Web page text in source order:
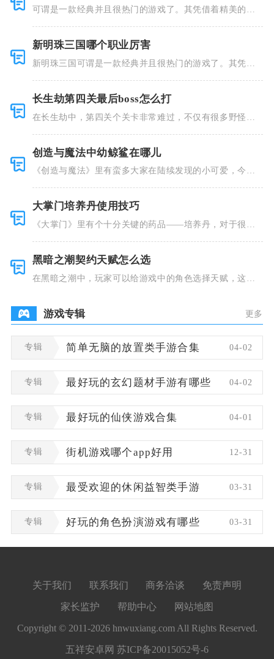
可谓是一款经典并且很热门的游戏了。其凭借着精美的画
新明珠三国哪个职业厉害
新明珠三国可谓是一款经典并且很热门的游戏了。其凭借
长生劫第四关最后boss怎么打
在长生劫中，第四关个关卡非常难过，不仅有很多野怪，
创造与魔法中幼鲸鲨在哪儿
《创造与魔法》里有蛮多大家在陆续发现的小可爱，今天
大掌门培养丹使用技巧
《大掌门》里有个十分关键的药品——培养丹，对于很多
黑暗之潮契约天赋怎么选
在黑暗之潮中，玩家可以给游戏中的角色选择天赋，这些
游戏专辑 更多
专辑 简单无脑的放置类手游合集 04-02
专辑 最好玩的玄幻题材手游有哪些 04-02
专辑 最好玩的仙侠游戏合集 04-01
专辑 街机游戏哪个app好用 12-31
专辑 最受欢迎的休闲益智类手游 03-31
专辑 好玩的角色扮演游戏有哪些 03-31
关于我们 联系我们 商务洽谈 免责声明
家长监护 帮助中心 网站地图
Copyright © 2011-2026 hnwuxiang.com All Rights Reserved.
五祥安卓网 苏ICP备20015052号-6